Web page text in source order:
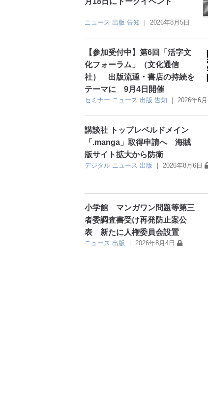
ニュース 出版 告知 ｜ 2026年8月5日
【参加受付中】第6回「活字文
化フォーラム」（文化通信
社） 出版流通・書店の持続を
テーマに 9月4日開催
セミナー ニュース 出版 告知 ｜ 2026年6月
講談社 トップレベルドメイン
「.manga」取得申請へ 海賊
版サイト拡大から防衛
デジタル ニュース 出版 ｜ 2026年8月6日
小学館 マンガワン問題等第三
者委調査書受け再発防止案公
表 新たに人権委員会設置
ニュース 出版 ｜ 2026年8月4日